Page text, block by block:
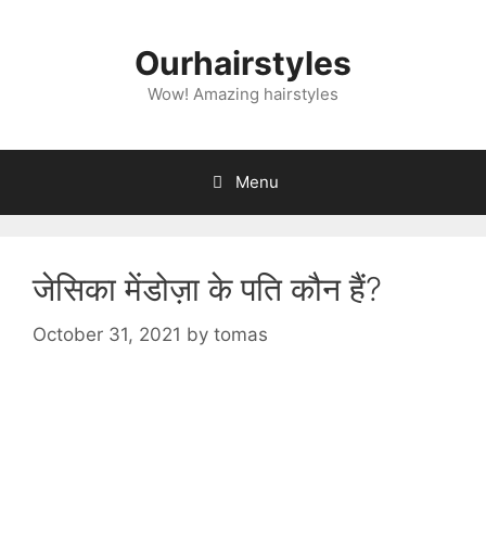
Ourhairstyles
Wow! Amazing hairstyles
Menu
जेसिका मेंडोज़ा के पति कौन हैं?
October 31, 2021 by tomas